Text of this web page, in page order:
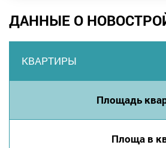
ДАННЫЕ О
КВАРТИРЫ
Площадь
Площа в